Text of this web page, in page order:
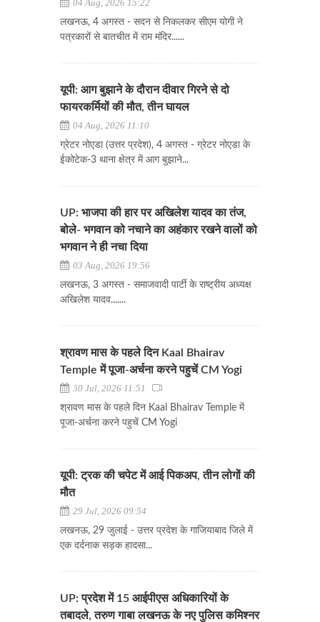
04 Aug, 2026 15:22
लखनऊ, 4 अगस्त - सदन से निकलकर सीएम योगी ने
पत्रकारों से बातचीत में राम मंदिर......
यूपी: आग बुझाने के दौरान दीवार गिरने से दो
फायरकर्मियों की मौत, तीन घायल
04 Aug, 2026 11:10
ग्रेटर नोएडा (उत्तर प्रदेश), 4 अगस्त - ग्रेटर नोएडा के
ईकोटेक-3 थाना क्षेत्र में आग बुझाने...
UP: भाजपा की हार पर अखिलेश यादव का तंज,
बोले- भगवान को नचाने का अहंकार रखने वालों को
भगवान ने ही नचा दिया
03 Aug, 2026 19:56
लखनऊ, 3 अगस्त - समाजवादी पार्टी के राष्ट्रीय अध्यक्ष
अखिलेश यादव.......
श्रावण मास के पहले दिन Kaal Bhairav
Temple में पूजा-अर्चना करने पहुचें CM Yogi
30 Jul, 2026 11:51
श्रावण मास के पहले दिन Kaal Bhairav Temple में
पूजा-अर्चना करने पहुचें CM Yogi
यूपी: ट्रक की चपेट में आई पिकअप, तीन लोगों की
मौत
29 Jul, 2026 09:54
लखनऊ, 29 जुलाई - उत्तर प्रदेश के गाजियाबाद जिले में
एक दर्दनाक सड़क हादसा...
UP: प्रदेश में 15 आईपीएस अधिकारियों के
तबादले, तरुण गाबा लखनऊ के नए पुलिस कमिश्नर